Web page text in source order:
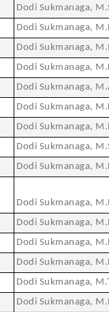
Dodi Sukmanaga,
Dodi Sukmanaga,
Dodi Sukmanaga,
Dodi Sukmanaga,
Dodi Sukmanaga,
Dodi Sukmanaga,
Dodi Sukmanaga,
Dodi Sukmanaga,
Dodi Sukmanaga,
Dodi Sukmanaga,
Dodi Sukmanaga,
Dodi Sukmanaga,
Dodi Sukmanaga,
Dodi Sukmanaga,
Dodi Sukmanaga,